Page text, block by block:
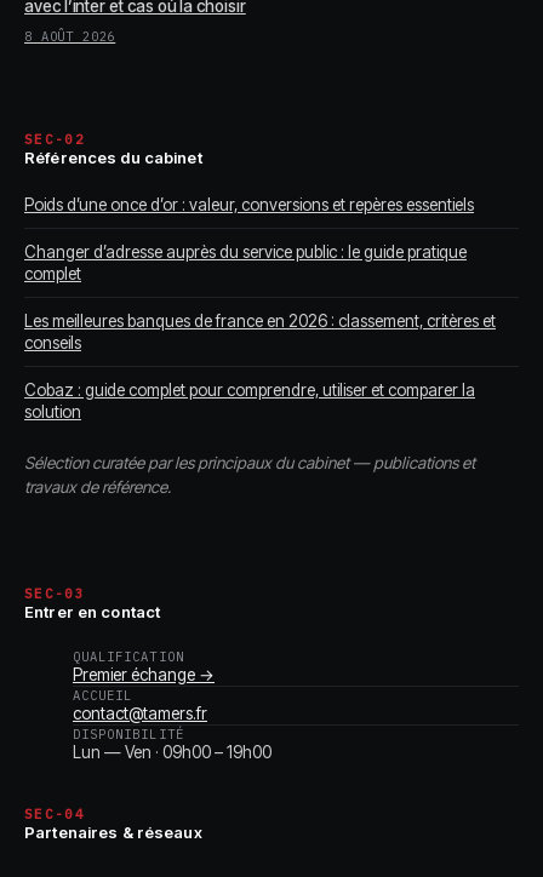
avec l’inter et cas où la choisir
8 AOÛT 2026
SEC-02
Références du cabinet
Poids d’une once d’or : valeur, conversions et repères essentiels
Changer d’adresse auprès du service public : le guide pratique
complet
Les meilleures banques de france en 2026 : classement, critères et
conseils
Cobaz : guide complet pour comprendre, utiliser et comparer la
solution
Sélection curatée par les principaux du cabinet — publications et
travaux de référence.
SEC-03
Entrer en contact
QUALIFICATION
Premier échange →
ACCUEIL
contact@tamers.fr
DISPONIBILITÉ
Lun — Ven · 09h00 – 19h00
SEC-04
Partenaires & réseaux